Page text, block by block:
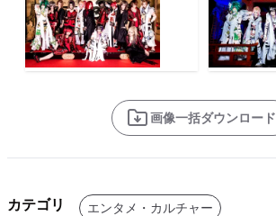
画像一括ダウンロード
カテゴリ エンタメ・カルチャー